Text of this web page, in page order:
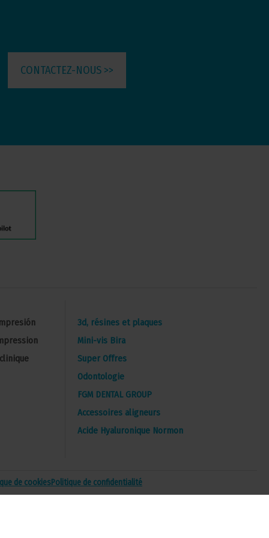
CONTACTEZ-NOUS >>
3d, résines et plaques
Mini-vis Bira
Super Offres
Odontologie
FGM DENTAL GROUP
Accessoires aligneurs
Acide Hyaluronique Normon
de cookiesPolitique de confidentialité